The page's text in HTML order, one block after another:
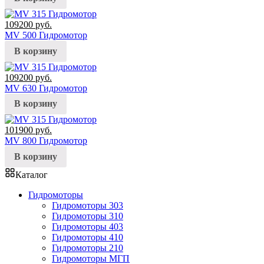
109200 руб.
MV 500 Гидромотор
В корзину
109200 руб.
MV 630 Гидромотор
В корзину
101900 руб.
MV 800 Гидромотор
В корзину
Каталог
Гидромоторы
Гидромоторы 303
Гидромоторы 310
Гидромоторы 403
Гидромоторы 410
Гидромоторы 210
Гидромоторы МГП